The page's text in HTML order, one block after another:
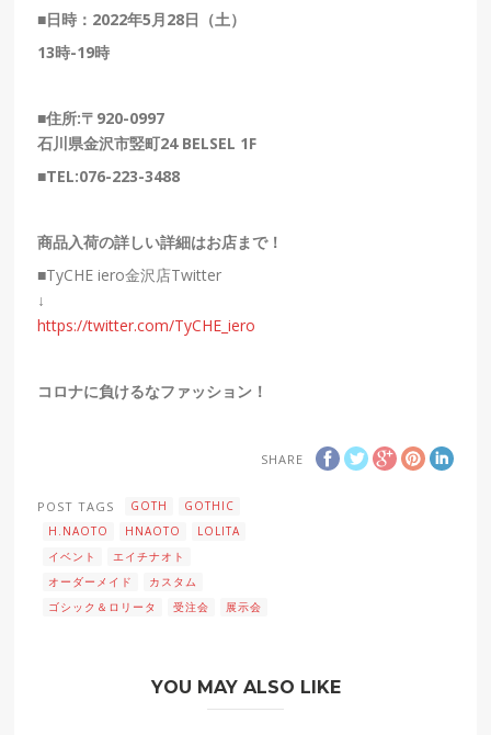
■日時： 2022年5 月28日（土）
13時-19時
■住所:〒920-0997
石川県金沢市竪町24 BELSEL 1F
■TEL:076-223-3488
商品入荷の詳しい詳細はお店まで！
■TyCHE iero金沢店Twitter
↓
https://twitter.com/TyCHE_iero
コロナに負けるなファッション！
SHARE
POST TAGS GOTH
GOTHIC
H.NAOTO
HNAOTO
LOLITA
イベント
エイチナオト
オーダーメイド
カスタム
ゴシック＆ロリータ
受注会 展示会
YOU MAY ALSO LIKE